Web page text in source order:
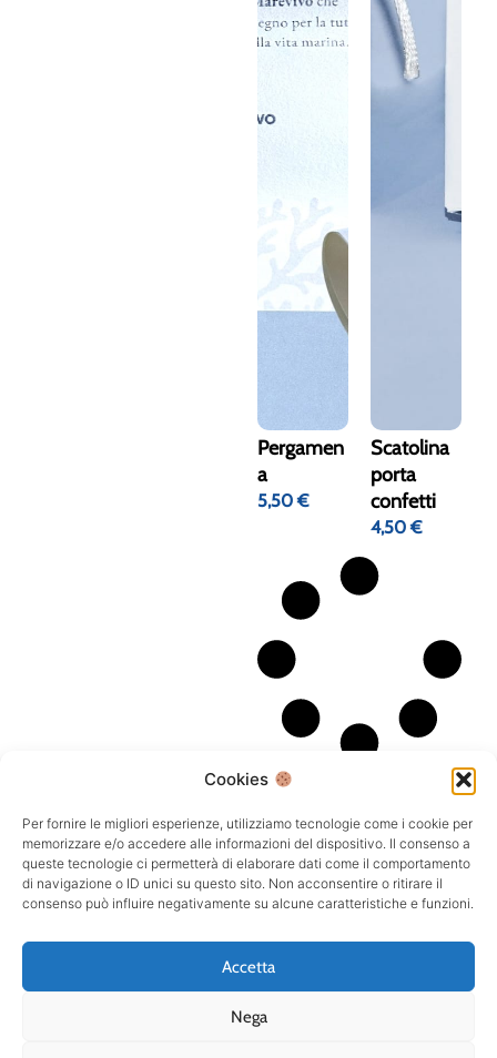
Cookies
Per fornire le migliori esperienze, utilizziamo tecnologie come i cookie per
memorizzare e/o accedere alle informazioni del dispositivo. Il consenso a
queste tecnologie ci permetterà di elaborare dati come il comportamento
di navigazione o ID unici su questo sito. Non acconsentire o ritirare il
consenso può influire negativamente su alcune caratteristiche e funzioni.
Accetta
Nega
Pergamen
a
5,50€
Scatolina
porta
confetti
4,50€